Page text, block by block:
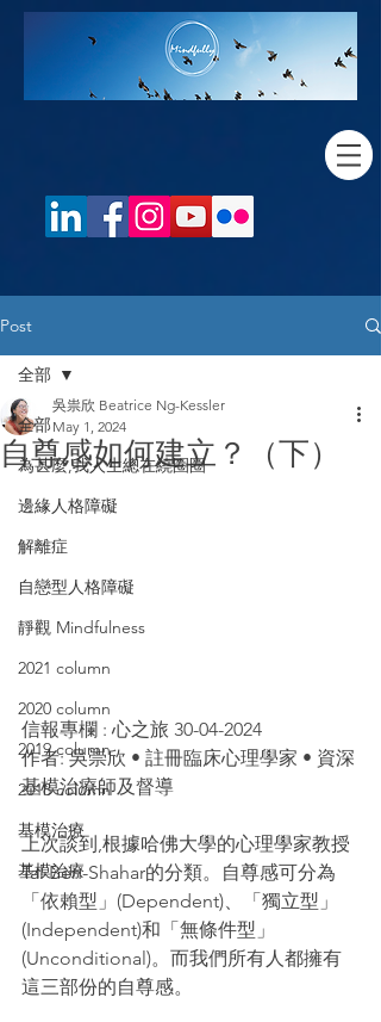
Post
全部
為甚麼,我人生總在繞圈圈
邊緣人格障礙
解離症
自戀型人格障礙
靜觀 Mindfulness
2021 column
2020 column
2019 column
2018 column
基模治療
基模治療
全部
自尊感如何建立？（下）
吳祟欣 Beatrice Ng-Kessler
May 1, 2024
信報專欄 : 心之旅 30-04-2024
作者: 吳崇欣 • 註冊臨床心理學家 • 資深
基模治療師及督導
上次談到,根據哈佛大學的心理學家教授
Tal Ben-Shahar的分類。自尊感可分為
「依賴型」(Dependent)、「獨立型」
(Independent)和「無條件型」
(Unconditional)。而我們所有人都擁有
這三部份的自尊感。